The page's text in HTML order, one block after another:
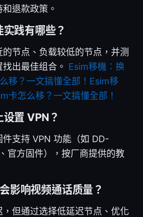
退款政策。
践有哪些？
节点、负载较低的节点，并测
出最佳组合。 Esim移機：换
移？一文搞懂全部！Esim移
卡怎么移？一文搞懂全部！
置 VPN？
件支持 VPN 功能（如 DD-
官方固件），按厂商提供的教
影响视频通话质量？
但通过选择低延迟节点、优化